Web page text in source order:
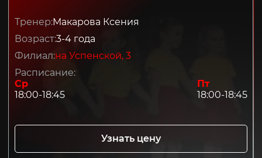
Тренер:Макарова Ксения
Возраст:3-4 года
Филиал:на Успенской, 3
Расписание:
Ср
18:00-18:45
Пт
18:00-18:45
Узнать цену